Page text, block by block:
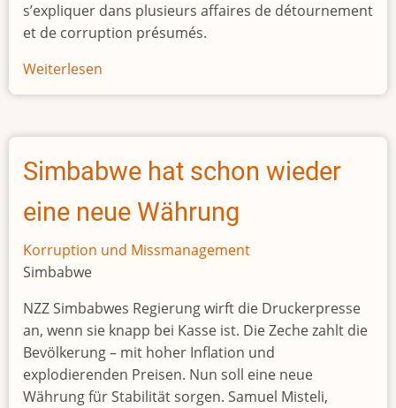
s’expliquer dans plusieurs affaires de détournement
et de corruption présumés.
Weiterlesen
L’ancien
nigérien
Mahamadou
Issoufou
cerné
par
les
Simbabwe hat schon wieder
eine neue Währung
Korruption und Missmanagement
Simbabwe
NZZ Simbabwes Regierung wirft die Druckerpresse
an, wenn sie knapp bei Kasse ist. Die Zeche zahlt die
Bevölkerung – mit hoher Inflation und
explodierenden Preisen. Nun soll eine neue
Währung für Stabilität sorgen. Samuel Misteli,